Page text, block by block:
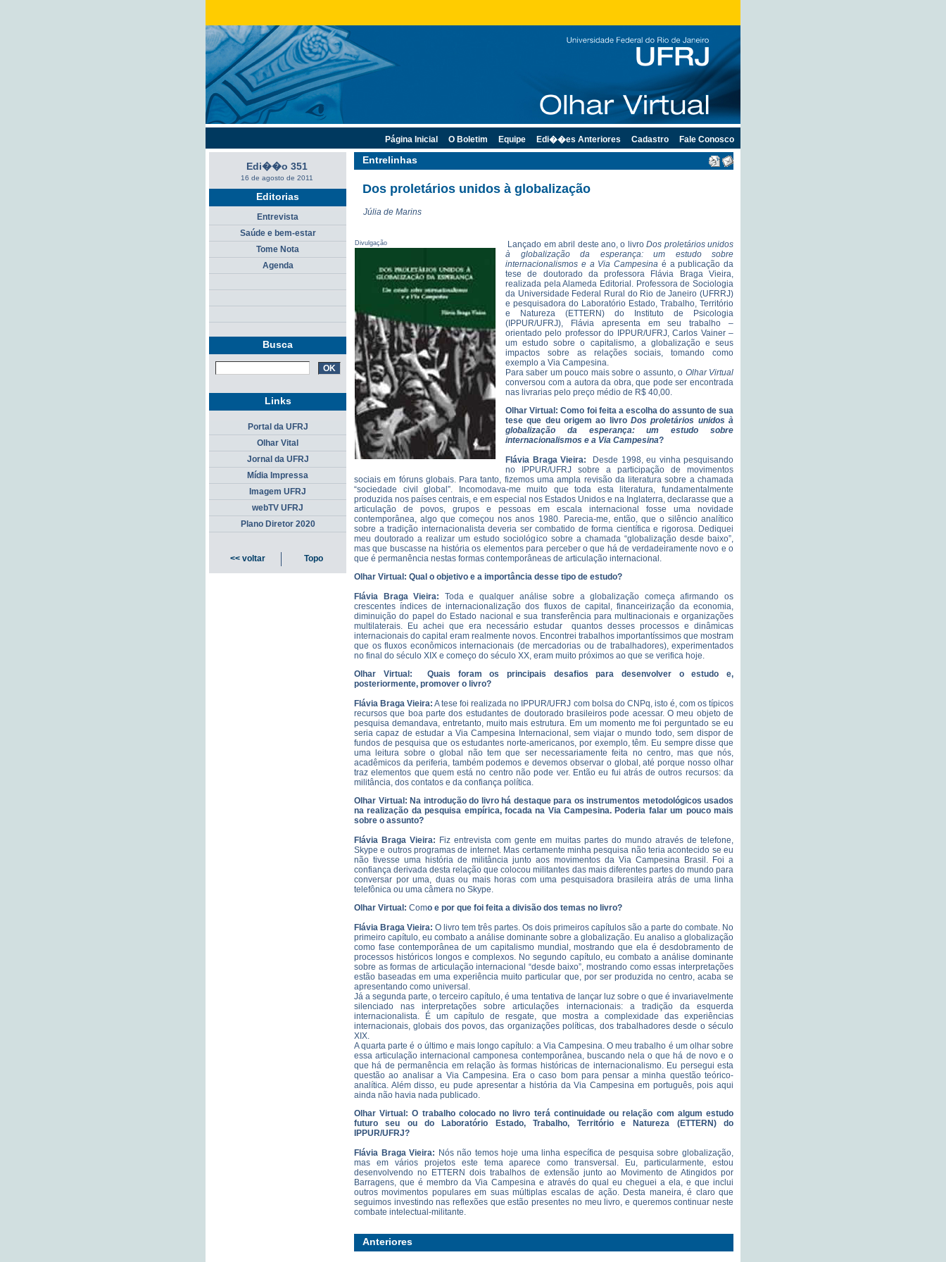
Entrelinhas
Dos proletários unidos à globalização
Júlia de Marins
Divulgação Lançado em abril deste ano, o livroDos proletários unidos
à globalização da esperança: um estudo sobre
internacionalismos e a Via Campesina é a publicação da
tese de doutorado da professora Flávia Braga Vieira,
realizada pela Alameda Editorial. Professora de Sociologia
da Universidade Federal Rural do Rio de Janeiro (UFRRJ)
e pesquisadora do Laboratório Estado, Trabalho, Território
e Natureza (ETTERN) do Instituto de Psicologia
(IPPUR/UFRJ), Flávia apresenta em seu trabalho –
orientado pelo professor do IPPUR/UFRJ, Carlos Vainer –
um estudo sobre o capitalismo, a globalização e seus
impactos sobre as relações sociais, tomando como
exemplo a Via Campesina.
Para saber um pouco mais sobre o assunto, o Olhar Virtual
conversou com a autora da obra, que pode ser encontrada
nas livrarias pelo preço médio de R$ 40,00.
Olhar Virtual: Como foi feita a escolha do assunto de sua
tese que deu origem ao livro Dos proletários unidos à
globalização da esperança: um estudo sobre
internacionalismos e a Via Campesina?
Flávia Braga Vieira: Desde 1998, eu vinha pesquisando
no IPPUR/UFRJ sobre a participação de movimentos
sociais em fóruns globais. Para tanto, fizemos uma ampla revisão da literatura sobre a chamada
“sociedade civil global”. Incomodava-me muito que toda esta literatura, fundamentalmente
produzida nos países centrais, e em especial nos Estados Unidos e na Inglaterra, declarasse que a
articulação de povos, grupos e pessoas em escala internacional fosse uma novidade
contemporânea, algo que começou nos anos 1980. Parecia-me, então, que o silêncio analítico
sobre a tradição internacionalista deveria ser combatido de forma científica e rigorosa. Dediquei
meu doutorado a realizar um estudo sociológico sobre a chamada “globalização desde baixo”,
mas que buscasse na história os elementos para perceber o que há de verdadeiramente novo e o
que é permanência nestas formas contemporâneas de articulação internacional.
Olhar Virtual: Qual o objetivo e a importância desse tipo de estudo?
Flávia Braga Vieira: Toda e qualquer análise sobre a globalização começa afirmando os
crescentes índices de internacionalização dos fluxos de capital, financeirização da economia,
diminuição do papel do Estado nacional e sua transferência para multinacionais e organizações
multilaterais. Eu achei que era necessário estudar quantos desses processos e dinâmicas
internacionais do capital eram realmente novos. Encontrei trabalhos importantíssimos que mostram
que os fluxos econômicos internacionais (de mercadorias ou de trabalhadores), experimentados
no final do século XIX e começo do século XX, eram muito próximos ao que se verifica hoje.
Olhar Virtual: Quais foram os principais desafios para desenvolver o estudo e,
posteriormente, promover o livro?
Flávia Braga Vieira: A tese foi realizada no IPPUR/UFRJ com bolsa do CNPq, isto é, com os típicos
recursos que boa parte dos estudantes de doutorado brasileiros pode acessar. O meu objeto de
pesquisa demandava, entretanto, muito mais estrutura. Em um momento me foi perguntado se eu
seria capaz de estudar a Via Campesina Internacional, sem viajar o mundo todo, sem dispor de
fundos de pesquisa que os estudantes norte-americanos, por exemplo, têm. Eu sempre disse que
uma leitura sobre o global não tem que ser necessariamente feita no centro, mas que nós,
acadêmicos da periferia, também podemos e devemos observar o global, até porque nosso olhar
traz elementos que quem está no centro não pode ver. Então eu fui atrás de outros recursos: da
militância, dos contatos e da confiança política.
Olhar Virtual: Na introdução do livro há destaque para os instrumentos metodológicos usados
na realização da pesquisa empírica, focada na Via Campesina. Poderia falar um pouco mais
sobre o assunto?
Flávia Braga Vieira: Fiz entrevista com gente em muitas partes do mundo através de telefone,
Skype e outros programas de internet. Mas certamente minha pesquisa não teria acontecido se eu
não tivesse uma história de militância junto aos movimentos da Via Campesina Brasil. Foi a
confiança derivada desta relação que colocou militantes das mais diferentes partes do mundo para
conversar por uma, duas ou mais horas com uma pesquisadora brasileira atrás de uma linha
telefônica ou uma câmera no Skype.
Olhar Virtual: Como e por que foi feita a divisão dos temas no livro?
Flávia Braga Vieira: O livro tem três partes. Os dois primeiros capítulos são a parte do combate. No
primeiro capítulo, eu combato a análise dominante sobre a globalização. Eu analiso a globalização
como fase contemporânea de um capitalismo mundial, mostrando que ela é desdobramento de
processos históricos longos e complexos. No segundo capítulo, eu combato a análise dominante
sobre as formas de articulação internacional “desde baixo”, mostrando como essas interpretações
estão baseadas em uma experiência muito particular que, por ser produzida no centro, acaba se
apresentando como universal.
Já a segunda parte, o terceiro capítulo, é uma tentativa de lançar luz sobre o que é invariavelmente
silenciado nas interpretações sobre articulações internacionais: a tradição da esquerda
internacionalista. É um capítulo de resgate, que mostra a complexidade das experiências
internacionais, globais dos povos, das organizações políticas, dos trabalhadores desde o século
XIX.
A quarta parte é o último e mais longo capítulo: a Via Campesina. O meu trabalho é um olhar sobre
essa articulação internacional camponesa contemporânea, buscando nela o que há de novo e o
que há de permanência em relação às formas históricas de internacionalismo. Eu persegui esta
questão ao analisar a Via Campesina. Era o caso bom para pensar a minha questão teórico-
analítica. Além disso, eu pude apresentar a história da Via Campesina em português, pois aqui
ainda não havia nada publicado.
Olhar Virtual: O trabalho colocado no livro terá continuidade ou relação com algum estudo
futuro seu ou do Laboratório Estado, Trabalho, Território e Natureza (ETTERN) do
IPPUR/UFRJ?
Flávia Braga Vieira: Nós não temos hoje uma linha específica de pesquisa sobre globalização,
mas em vários projetos este tema aparece como transversal. Eu, particularmente, estou
desenvolvendo no ETTERN dois trabalhos de extensão junto ao Movimento de Atingidos por
Barragens, que é membro da Via Campesina e através do qual eu cheguei a ela, e que inclui
outros movimentos populares em suas múltiplas escalas de ação. Desta maneira, é claro que
seguimos investindo nas reflexões que estão presentes no meu livro, e queremos continuar neste
combate intelectual-militante.
Anteriores
Edi��o 351
16 de agosto de 2011
Editorias
Entrevista
Saúde e bem-estar
Tome Nota
Agenda
Busca
Página Inicial O Boletim Equipe Edi��es Anteriores Cadastro Fale Conosco
Links
Portal da UFRJ
Olhar Vital
Jornal da UFRJ
Mídia Impressa
Imagem UFRJ
webTV UFRJ
Plano Diretor 2020
<< voltar Topo